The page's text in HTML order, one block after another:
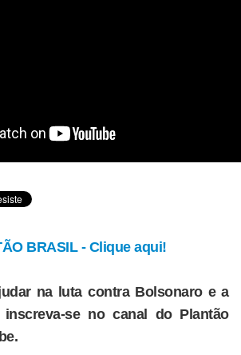
BRASIL - Clique aqui!
na luta contra Bolsonaro e a
se no canal do Plantão